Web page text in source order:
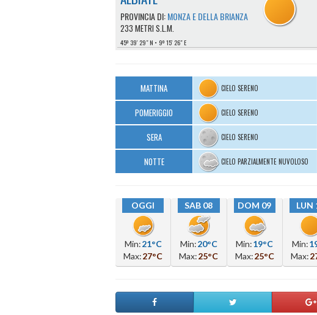
PROVINCIA DI:MONZA E DELLA BRIANZA
233 METRI S.L.M.
45º 39′ 29″ N 9º 15′ 26″ E
MATTINA CIELO SERENO
POMERIGGIO CIELO SERENO
SERA CIELO SERENO
NOTTE CIELO PARZIALMENTE NUVOLOSO
OGGI
Min:21°C
Max:27°C
SAB 08
Min:20°C
Max:25°C
DOM 09
Min:19°C
Max:25°C
LUN
Min:
Max: